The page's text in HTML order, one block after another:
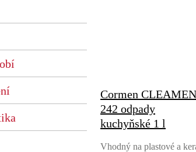
Cormen CLEAMEN
242 odpady
kuchyňské 1 l
Vhodný na plastové a